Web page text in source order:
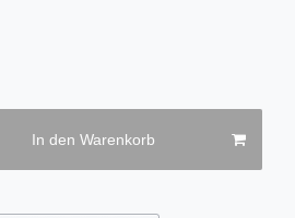
In den Warenkorb